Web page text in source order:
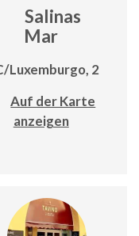
Salinas
Mar
Luxemburgo, 2
Auf der Karte
anzeigen